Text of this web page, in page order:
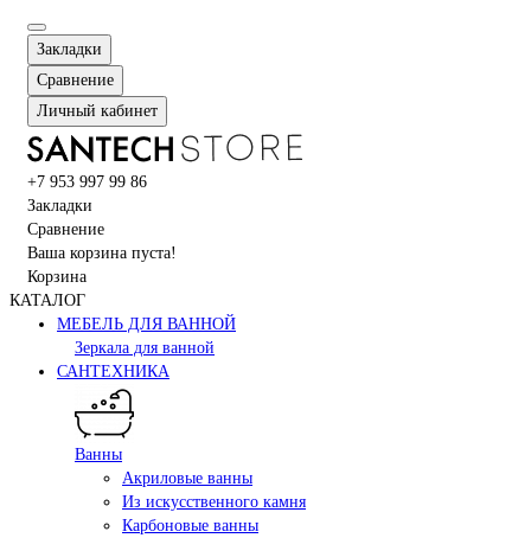
Закладки
Сравнение
Личный кабинет
+7 953 997 99 86
Закладки
Сравнение
Ваша корзина пуста!
Корзина
КАТАЛОГ
МЕБЕЛЬ ДЛЯ ВАННОЙ
Зеркала для ванной
САНТЕХНИКА
Ванны
Акриловые ванны
Из искусственного камня
Карбоновые ванны